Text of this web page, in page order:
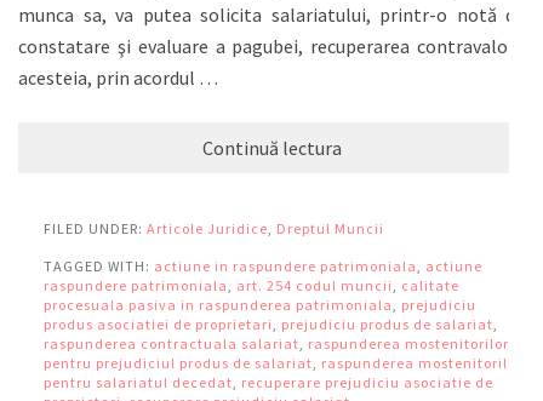
munca sa, va putea solicita salariatului, printr-o notă de
constatare şi evaluare a pagubei, recuperarea contravalorii
acesteia, prin acordul …
Continuă lectura
FILED UNDER: Articole Juridice Dreptul Muncii
TAGGED WITH: actiune in raspundere patrimoniala
actiune
raspundere patrimoniala
art. 254 codul muncii
calitate
procesuala pasiva in raspunderea patrimoniala
prejudiciu
produs asociatiei de proprietari
prejudiciu produs de salariat
raspunderea contractuala salariat raspunderea mostenitorilor
pentru prejudiciul produs de salariat raspunderea mostenitorilor
pentru salariatul decedat recuperare prejudiciu asociatie de